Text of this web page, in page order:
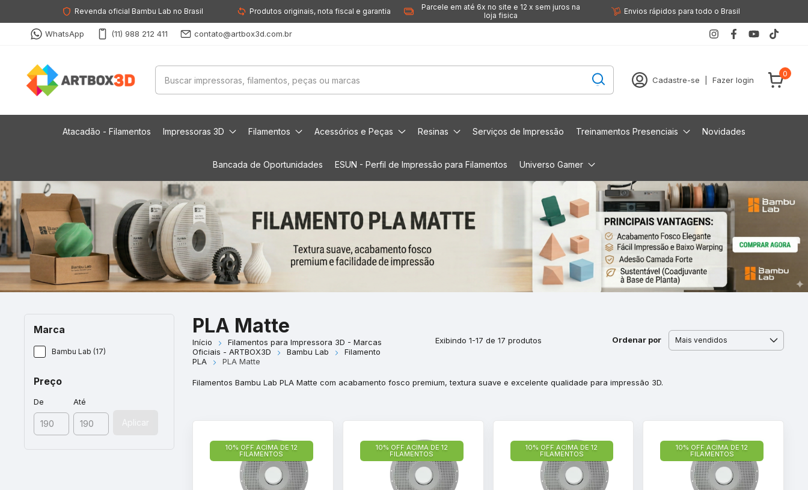
Revenda oficial Bambu Lab no Brasil Produtos originais, nota fiscal e garantia
Parcele em até 6x no site e 12 x sem juros na
loja fisica
Envios rápidos para todo o Brasil
WhatsApp (11) 988 212 411 contato@artbox3d.com.br
Cadastre-se Fazer login
0
Atacadão - Filamentos Impressoras 3D Filamentos Acessórios e Peças Resinas Serviços de Impressão Treinamentos Presenciais Novidades
Bancada de Oportunidades ESUN - Perfil de Impressão para Filamentos Universo Gamer
Marca
Bambu Lab (17)
Preço
De Até
Aplicar
PLA Matte
Início
Filamentos para Impressora 3D - Marcas
Oficiais - ARTBOX3D
Bambu Lab
Filamento
PLA
PLA Matte
Exibindo 1-17 de 17 produtos Ordenar por
Filamentos Bambu Lab PLA Matte com acabamento fosco premium, textura suave e excelente qualidade para impressão 3D.
10% OFF ACIMA DE 12
FILAMENTOS
10% OFF ACIMA DE 12
FILAMENTOS
10% OFF ACIMA DE 12
FILAMENTOS
10% OFF ACIMA DE 12
FILAMENTOS